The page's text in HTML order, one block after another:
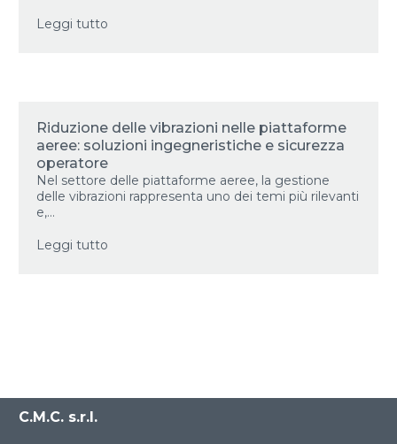
Leggi tutto
Riduzione delle vibrazioni nelle piattaforme
aeree: soluzioni ingegneristiche e sicurezza
operatore
Nel settore delle piattaforme aeree, la gestione
delle vibrazioni rappresenta uno dei temi più rilevanti
e,...
Leggi tutto
C.M.C. s.r.l.